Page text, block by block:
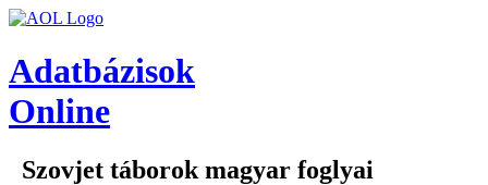
Adatbázisok
Online
Szovjet táborok magyar foglyai